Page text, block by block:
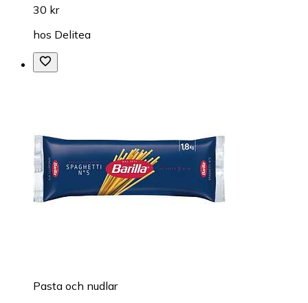
30 kr
hos Delitea
Pasta och nudlar